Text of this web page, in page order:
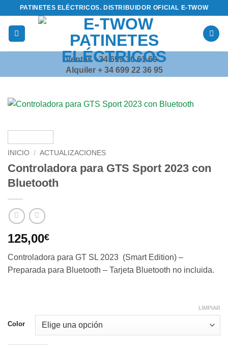
Saltar
al
contenido
PATINETES ELÉCTRICOS. DISTRIBUIDOR OFICIAL E-TWOW
Ventas +34 699 30 61 69
Alquiler + 34 699 22 36 95
INICIO / ACTUALIZACIONES
Controladora para GTS Sport 2023 con
Bluetooth
125,00€
Controladora para GT SL 2023 (Smart Edition) –
Preparada para Bluetooth – Tarjeta Bluetooth no incluida.
Color
LIMPIAR